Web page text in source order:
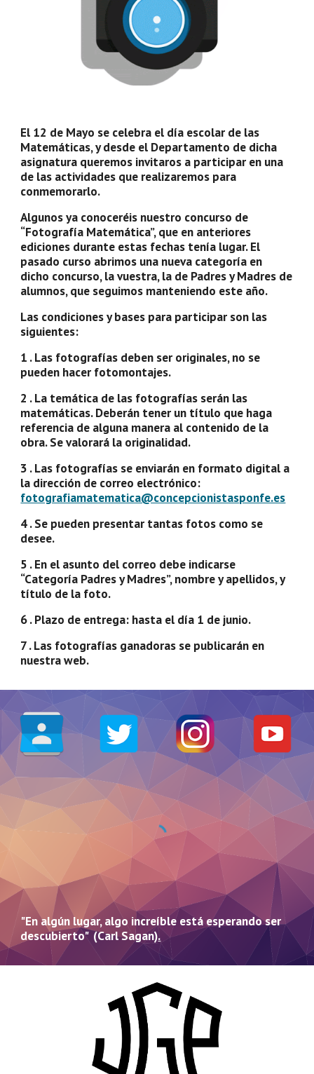
El 12 de Mayo se celebra el día escolar de las
Matemáticas, y desde el Departamento de dicha
asignatura queremos invitaros a participar en una
de las actividades que realizaremos para
conmemorarlo.
Algunos ya conoceréis nuestro concurso de
“Fotografía Matemática”, que en anteriores
ediciones durante estas fechas tenía lugar. El
pasado curso abrimos una nueva categoría en
dicho concurso, la vuestra, la de Padres y Madres de
alumnos, que seguimos manteniendo este año.
Las condiciones y bases para participar son las
siguientes:
1 . Las fotografías deben ser originales, no se
pueden hacer fotomontajes.
2 . La temática de las fotografías serán las
matemáticas. Deberán tener un título que haga
referencia de alguna manera al contenido de la
obra. Se valorará la originalidad.
3 . Las fotografías se enviarán en formato digital a
fotografiamatematica@concepcionistasponfe.es
4 . Se pueden presentar tantas fotos como se
desee.
5 . En el asunto del correo debe indicarse
“Categoría Padres y Madres”, nombre y apellidos, y
título de la foto.
6 . Plazo de entrega: hasta el día 1 de junio.
7 . Las fotografías ganadoras se publicarán en
nuestra web.
"En algún lugar, algo increíble está esperando ser
descubierto" (Carl Sagan).